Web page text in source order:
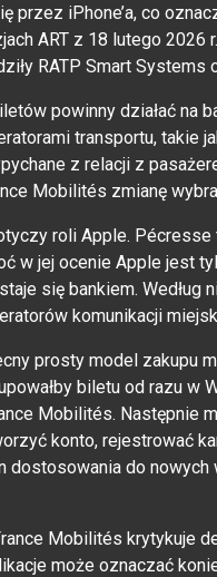
przez iPhone’a, co
ART z 18 lutego 2026
RATP Smart Systems
powinny działać na
transportu, takie
z relacji z
Mobilités zmianę
roli Apple. Pécresse
w jej ocenie Apple jest
się bankiem. Według
komunikacji
prosty model zakupu
biletu od razu w
Mobilités. Następnie
konto, rejestrować
dostosowania do
Mobilités krytykuje
może oznaczać